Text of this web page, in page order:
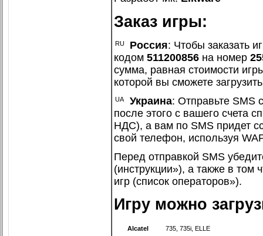
Заказ игры:
Россия: Чтобы заказать
кодом 511200856 на номер
сумма, равная стоимости
которой вы сможете
Украина: Отправьте SMS
после этого с вашего счета
НДС), а вам по SMS придет
свой телефон, используя
Перед отправкой SMS
(инструкции»), а также в том
игр (список операторов»).
Игру можно
Alcatel 735 735i ELLE